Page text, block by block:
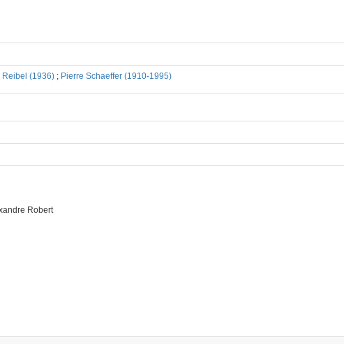
Reibel (1936) ; Pierre Schaeffer (1910-1995)
Robert